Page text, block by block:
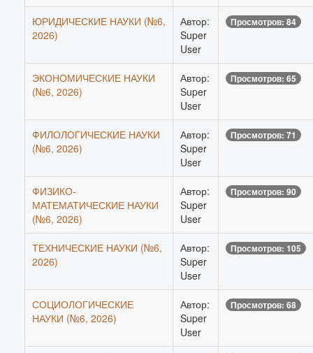
ЮРИДИЧЕСКИЕ НАУКИ (№6,
2026)
Автор:
Super
User
Просмотров: 84
ЭКОНОМИЧЕСКИЕ НАУКИ
(№6, 2026)
Автор:
Super
User
Просмотров: 65
ФИЛОЛОГИЧЕСКИЕ НАУКИ
(№6, 2026)
Автор:
Super
User
Просмотров: 71
ФИЗИКО-
МАТЕМАТИЧЕСКИЕ НАУКИ
(№6, 2026)
Автор:
Super
User
Просмотров: 90
ТЕХНИЧЕСКИЕ НАУКИ (№6,
2026)
Автор:
Super
User
Просмотров: 105
СОЦИОЛОГИЧЕСКИЕ
НАУКИ (№6, 2026)
Автор:
Super
User
Просмотров: 68